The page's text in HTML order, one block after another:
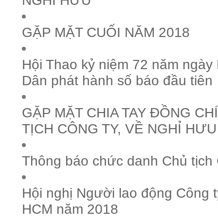
GẶP MẶT CUỐI NĂM 2018
Hội Thao kỷ niệm 72 năm
Dân phát hành số báo đầu tiên
GẶP MẶT CHIA TAY ĐỒNG
TỊCH CÔNG TY, VỀ NGHỈ HƯU
Thông báo chức danh Chủ
Hội nghị Người lao động Công
HCM năm 2018